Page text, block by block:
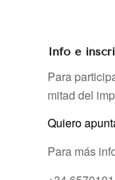
Info e
Para
mitad del
Quiero
Para más